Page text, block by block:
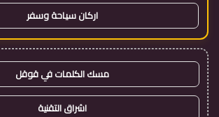
اركان سياحة وسفر
مسك الكلمات في قوقل
اشراق التقنية